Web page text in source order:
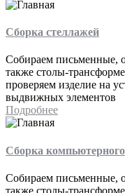
Сборка стеллажей
Собираем письменные,
также столы-
проверяем изделие на
выдвижных элементов
Подробнее
Сборка компьютерного
Собираем письменные,
также столы-